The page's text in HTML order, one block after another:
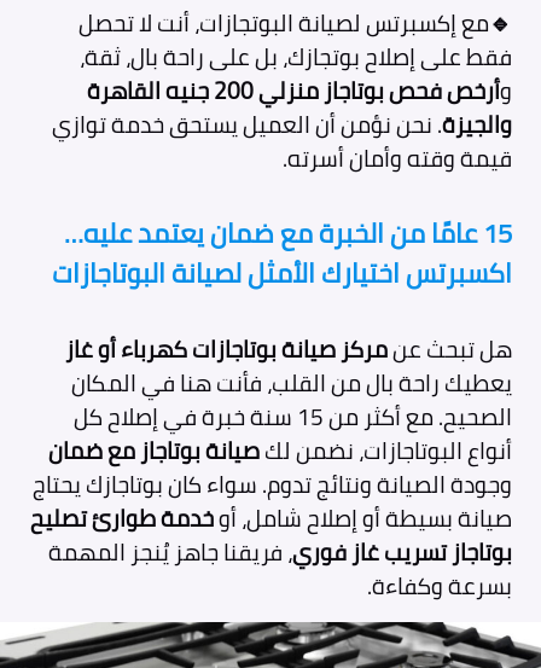
🔹مع إكسبرتس لصيانة البوتجازات، أنت لا تحصل
فقط على إصلاح بوتجازك، بل على راحة بال، ثقة،
و أرخص فحص بوتاجاز منزلي 200 جنيه القاهرة
والجيزة. نحن نؤمن أن العميل يستحق خدمة توازي
قيمة وقته وأمان أسرته.
15 عامًا من الخبرة مع ضمان يعتمد عليه…
اكسبرتس اختيارك الأمثل لصيانة البوتاجازات
هل تبحث عنمركز صيانة بوتاجازات كهرباء أو غاز
يعطيك راحة بال من القلب، فأنت هنا في المكان
الصحيح. مع أكثر من 15 سنة خبرة في إصلاح كل
أنواع البوتاجازات، نضمن لكصيانة بوتاجاز مع ضمان
وجودة الصيانة ونتائج تدوم. سواء كان بوتاجازك يحتاج
صيانة بسيطة أو إصلاح شامل، أوخدمة طوارئ تصليح
بوتاجاز تسريب غاز فوري، فريقنا جاهز يُنجز المهمة
بسرعة وكفاءة.